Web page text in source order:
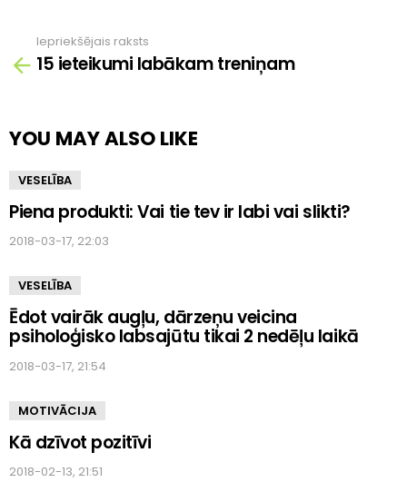
Skatīt
vairāk
Iepriekšējais raksts
15 ieteikumi labākam treniņam
YOU MAY ALSO LIKE
VESELĪBA
Piena produkti: Vai tie tev ir labi vai slikti?
2018-03-17, 22:03
VESELĪBA
Ēdot vairāk augļu, dārzeņu veicina
psiholoģisko labsajūtu tikai 2 nedēļu laikā
2018-03-17, 21:54
MOTIVĀCIJA
Kā dzīvot pozitīvi
2018-02-13, 21:51